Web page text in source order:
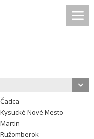
Čadca
Kysucké Nové Mesto
Martin
Ružomberok